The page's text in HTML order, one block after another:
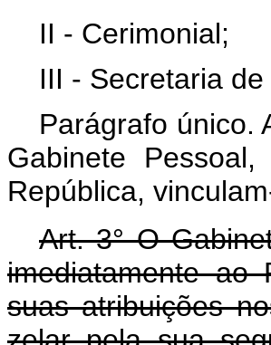
II - Cerimonial;
III - Secretaria
Parágrafo único.
Gabinete
República,
Art. 3° O
imediatamente ao
suas atribuições